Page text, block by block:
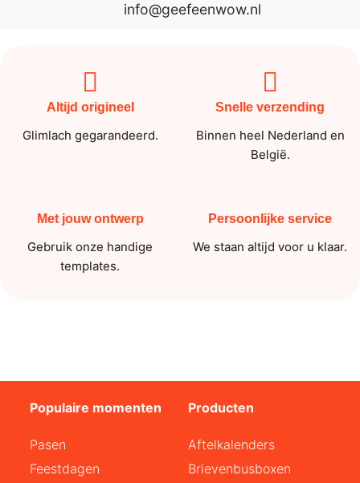
info@geefeenwow.nl
Altijd origineel
Glimlach gegarandeerd.
Snelle verzending
Binnen heel Nederland en
België.
Met jouw ontwerp
Gebruik onze handige
templates.
Persoonlijke service
We staan altijd voor u klaar.
Populaire momenten
Pasen
Feestdagen
Producten
Aftelkalenders
Brievenbusboxen